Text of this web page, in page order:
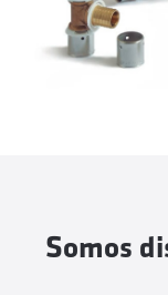
Somos